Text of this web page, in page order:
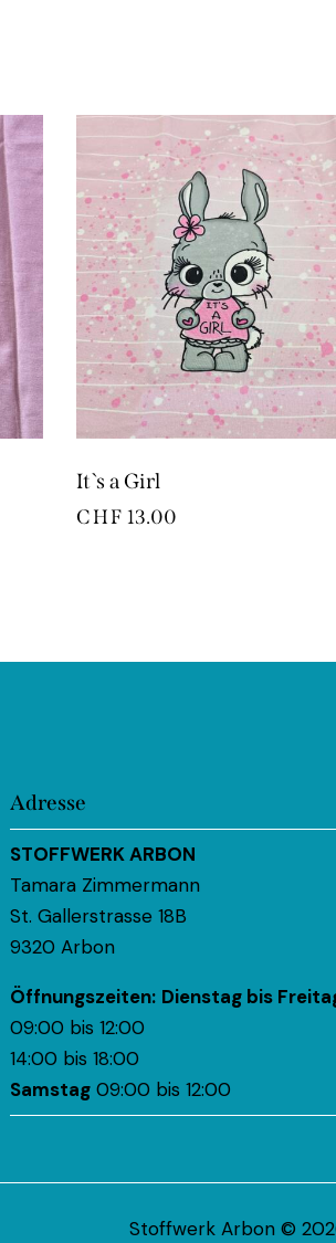
It`s a Girl
CHF 13.00
Adresse
STOFFWERK ARBON
Tamara Zimmermann
St. Gallerstrasse 18B
9320 Arbon
Öffnungszeiten: Dienstag bis
09:00 bis 12:00
14:00 bis 18:00
Samstag09:00 bis 12:00
Stoffwerk Arbon ©